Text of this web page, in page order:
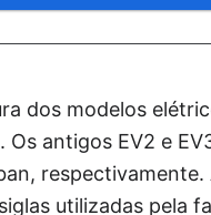
dos modelos
antigos EV2 e
utilizadas pela